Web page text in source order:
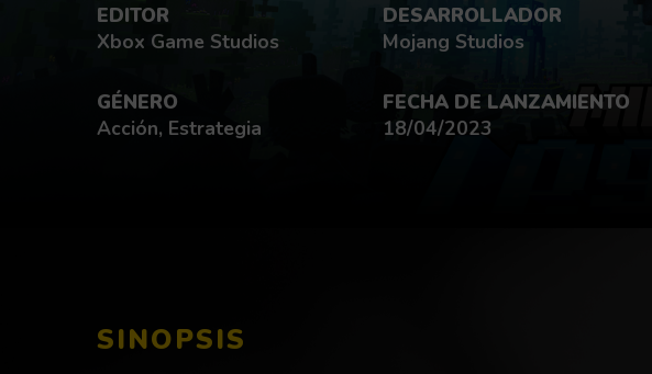
EDITOR
Xbox Game Studios
DESARROLLADOR
Mojang Studios
GÉNERO
Acción, Estrategia
FECHA DE LANZAMIENTO
18/04/2023
SINOPSIS